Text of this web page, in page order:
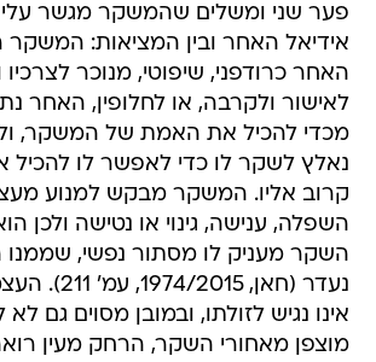
פער שני ומשלים שהמשקר מגשר עליו
אידיאל האחר ובין המציאות:
האחר כרודפני, שיפוטי, מנוכר לצרכיו
לאישור ולקרבה, או לחלופין, האחר
מכדי להכיל את האמת של המשקר,
נאלץ לשקר לו כדי לאפשר לו להכיל
קרוב אליו. המשקר מבקש למנוע
השפלה, ענישה, גינוי או נטישה ולכן
השקר מעניק לו מסתור נפשי, שממנו
נעדר (חאן,
אינו נגיש לזולתו, ובמובן מסוים גם
מוצפן מאחורי השקר, הרחק מעין